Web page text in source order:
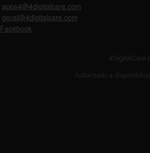
apps4@4digitalcare.com
geral@4digitalcare.com
Facebook
4DigitalCare
Autorizado a